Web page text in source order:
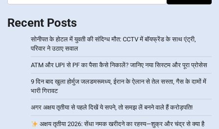
Recent Posts
सोनीपत के होटल में युवती की संदिग्ध मौत: CCTV में बॉयफ्रेंड के साथ एंट्री,
परिवार ने उठाए सवाल
ATM और UPI से PF का पैसा कैसे निकालें? जानिए नया सिस्टम और पूरा प्रोसेस
9 दिन बाद खुला होर्मुज जलडमरूमध्य, ईरान के ऐलान से तेल सस्ता, गैस के दामों में
भारी गिरावट
अगर अक्षय तृतीया से पहले दिखें ये सपने, तो समझ लें बनने वाले हैं करोड़पति!
अक्षय तृतीया 2026: सेंधा नमक खरीदने का रहस्य—शुक्र और चंद्र से क्या है